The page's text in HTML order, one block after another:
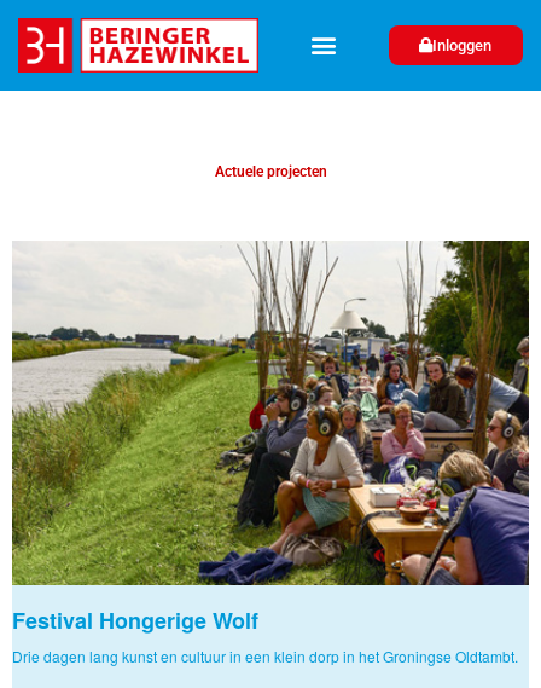
Inloggen
Actuele projecten
Festival Hongerige Wolf
Drie dagen lang kunst en cultuur in een klein dorp in het Groningse Oldtambt.